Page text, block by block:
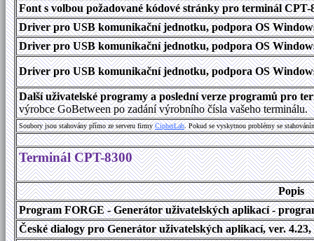
Font s volbou požadované kódové stránky pro terminál
Driver pro USB komunikační jednotku, podpora OS
Driver pro USB komunikační jednotku, podpora OS
Driver pro USB komunikační jednotku, podpora OS
Další uživatelské programy a poslední verze programů pro
výrobce GoBetween po zadání výrobního čísla vašeho terminálu.
Soubory jsou stahovány přímo ze serveru firmyCipherLab. Pokud se vyskytnou problémy se
Terminál CPT-8300
Popis
Program FORGE - Generátor uživatelských aplikací -
České dialogy pro Generátor uživatelských aplikací, ver. 4.23,